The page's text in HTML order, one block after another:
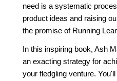
need is a systematic
product ideas and raising
the promise of Running
In this inspiring book, Ash
an exacting strategy for
your fledgling venture.